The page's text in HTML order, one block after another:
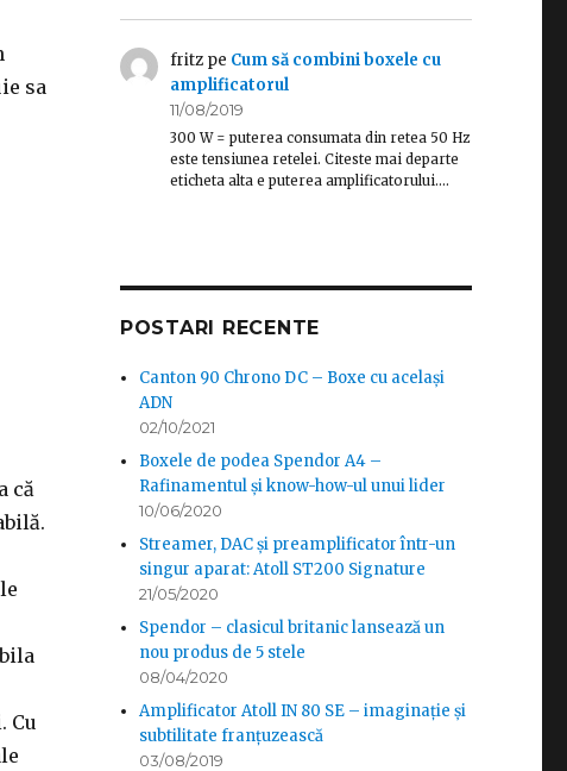
sa
că
Cu
fritz pe Cum să combini boxele cu
amplificatorul
11/08/2019
300 W = puterea consumata din retea 50 Hz
este tensiunea retelei. Citeste mai departe
eticheta alta e puterea amplificatorului.…
POSTARI RECENTE
Canton 90 Chrono DC – Boxe cu același
ADN
02/10/2021
Boxele de podea Spendor A4 –
Rafinamentul și know-how-ul unui lider
10/06/2020
Streamer, DAC și preamplificator într-un
singur aparat: Atoll ST200 Signature
21/05/2020
Spendor – clasicul britanic lansează un
nou produs de 5 stele
08/04/2020
Amplificator Atoll IN 80 SE – imaginație și
subtilitate franțuzească
03/08/2019